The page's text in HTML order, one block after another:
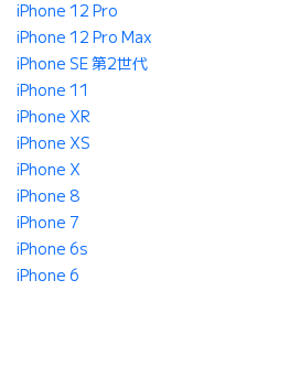
iPhone 12 Pro
iPhone 12 Pro Max
iPhone SE 第2世代
iPhone 11
iPhone XR
iPhone XS
iPhone X
iPhone 8
iPhone 7
iPhone 6s
iPhone 6